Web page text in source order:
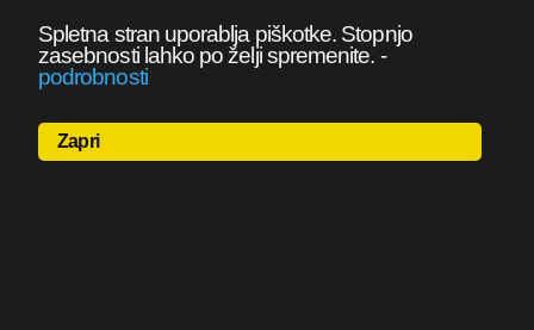
Spletna stran uporablja piškotke. Stopnjo
zasebnosti lahko po želji spremenite. -
podrobnosti
Zapri